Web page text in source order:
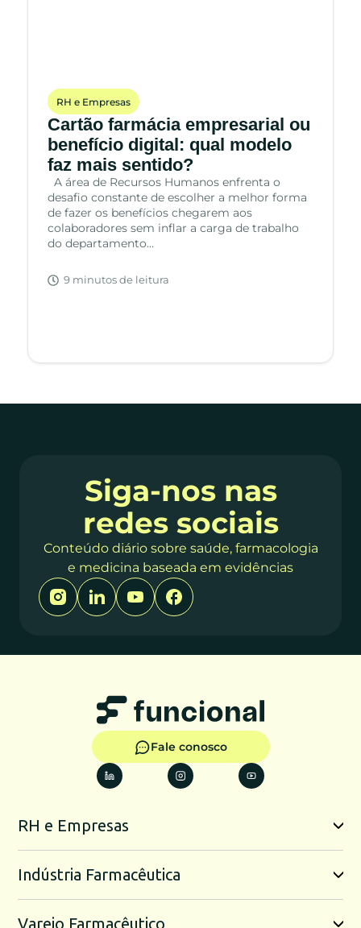
RH e Empresas
Cartão farmácia empresarial ou
benefício digital: qual modelo
faz mais sentido?
A área de Recursos Humanos enfrenta o
desafio constante de escolher a melhor forma
de fazer os benefícios chegarem aos
colaboradores sem inflar a carga de trabalho
do departamento…
9 minutos de leitura
Siga-nos nas
redes sociais
Conteúdo diário sobre saúde, farmacologia
e medicina baseada em evidências
Fale conosco
RH e Empresas
Indústria Farmacêutica
Varejo Farmacêutico